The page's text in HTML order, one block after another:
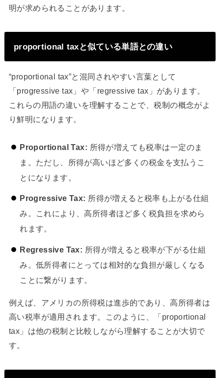
明が求められることがあります。
proportional taxと似ている単語との違い
“proportional tax”と混同されやすい言葉として
「progressive tax」や「regressive tax」があります。
これらの用語の違いを理解することで、税制の概念がよ
り鮮明になります。
Proportional Tax: 所得が増えても税率は一定のま
ま。ただし、所得が高いほど多くの税金を支払うこ
とになります。
Progressive Tax: 所得が増えると税率も上がる仕組
み。これにより、高所得者ほど多く税負担を求めら
れます。
Regressive Tax: 所得が増えると税率が下がる仕組
み。低所得者にとっては相対的な負担が厳しくなる
ことに繋がります。
例えば、アメリカの所得税は進歩的であり、高所得者は
高い税率が適用されます。このように、「proportional
tax」は他の税制と比較しながら理解することが大切で
す。